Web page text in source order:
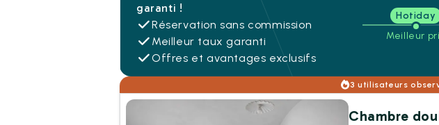
garanti !
Réservation sans commission
Meilleur taux garanti
Offres et avantages exclusifs
Hotiday
Meilleur
3 utilisateurs
Chambre